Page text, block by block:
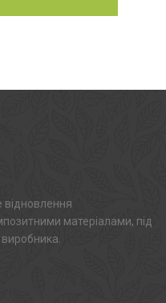
матеріалами, під